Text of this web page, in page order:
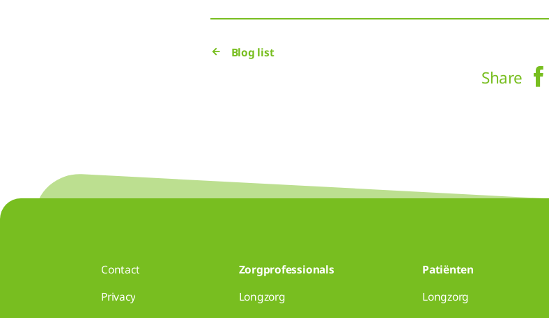
Blog list
Share
Contact
Privacy
Zorgprofessionals
Longzorg
Patiënten
Longzorg